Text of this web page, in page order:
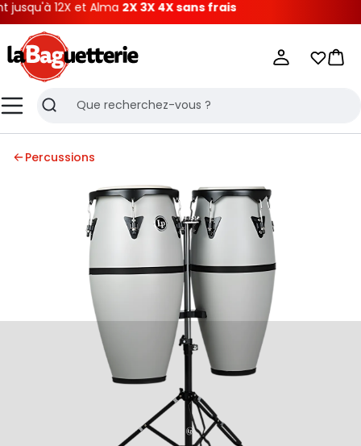
12X et Alma2X 3X 4X sans frais
MenuRecherche
Mes
Percussions